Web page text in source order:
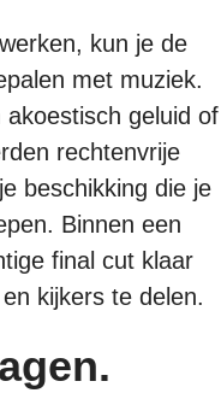
kun je de
met muziek.
geluid of
rechtenvrije
beschikking die je
Binnen een
final cut klaar
kijkers te delen.